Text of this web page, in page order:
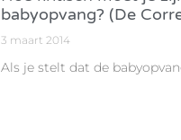
babyopvang? (De
3 maart 2014
Als je stelt dat de